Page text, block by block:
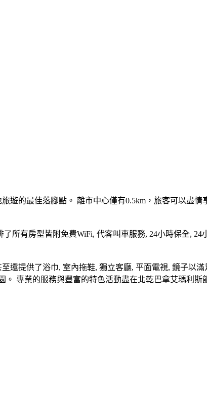
遊的最佳落腳點。 離市中心僅有0.5km，旅客可以盡
所有房型皆附免費WiFi, 代客叫車服務, 24小時保全,
還提供了浴巾, 室內拖鞋, 獨立客廳, 平面電視, 鏡子以
專業的服務與豐富的特色活動盡在北乾巴拿艾瑪利斯